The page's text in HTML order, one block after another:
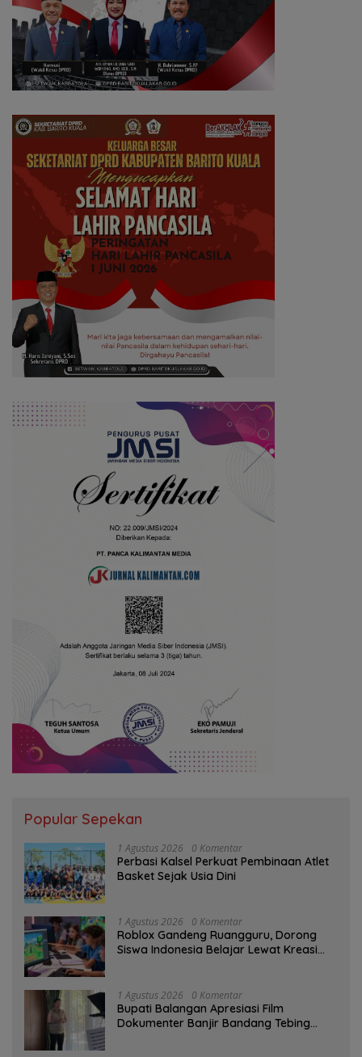
Popular Sepekan
1 Agustus 2026 0 Komentar
Perbasi Kalsel Perkuat Pembinaan Atlet
Basket Sejak Usia Dini
1 Agustus 2026 0 Komentar
Roblox Gandeng Ruangguru, Dorong
Siswa Indonesia Belajar Lewat Kreasi
1 Agustus 2026 0 Komentar
Bupati Balangan Apresiasi Film
Dokumenter Banjir Bandang Tebing